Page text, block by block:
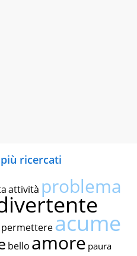
ricercati
attività problema
permettereacume
bello amore paura